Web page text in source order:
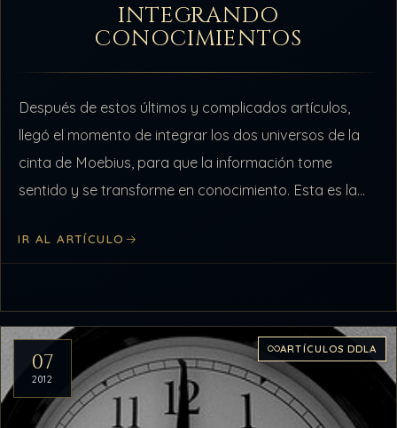
INTEGRANDO
CONOCIMIENTOS
Después de estos últimos y complicados artículos,
llegó el momento de integrar los dos universos de la
cinta de Moebius, para que la información tome
sentido y se transforme en conocimiento. Esta es la
IR AL ARTÍCULO
07
2012
ARTÍCULOS DDLA